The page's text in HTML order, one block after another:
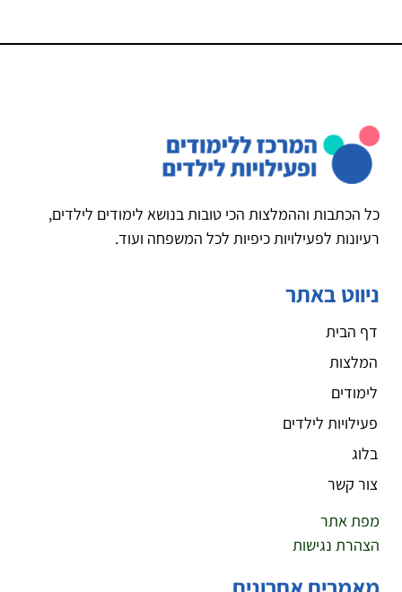
כל הכתבות וההמלצות הכי טובות בנושא לימודים לילדים,
רעיונות לפעילויות כיפיות לכל המשפחה ועוד.
ניווט באתר
דף הבית
המלצות
לימודים
פעילויות לילדים
בלוג
צור קשר
מפת אתר
הצהרת נגישות